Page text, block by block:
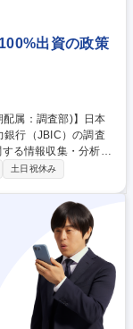
油化学製品(ベンゼ
管理部門・総務・人
総合
会社/転勤あり
出資の政策
る情報収集・分析・
ットに配属され、各
な分析を行い、経営
が近く、国際的な専
点（ニューヨーク、
ーバルな視点でキャ
土日祝休み